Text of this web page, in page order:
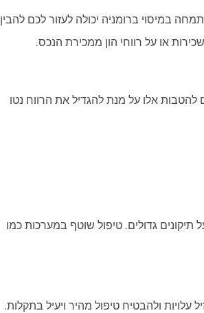
במיסוי ברומניה יכולה לעזור לכם להבין
או על רווחי הון ממכירת הנכס.
אלו על מנת להגדיל את הרווח נטו
גדולים. טיפול שוטף במערכות כמו
עלויות ולהבטיח טיפול מהיר ויעיל בתקלות.